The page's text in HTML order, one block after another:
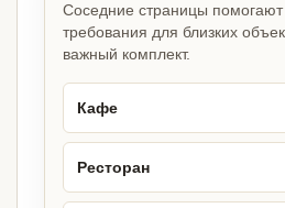
Соседние страницы помогают
требования для близких
важный комплект.
Кафе
Ресторан